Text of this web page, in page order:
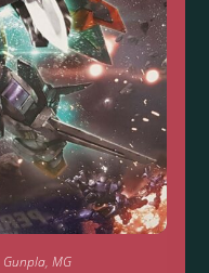
Gunpla, MG